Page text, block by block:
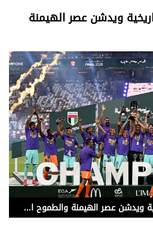
ويدشن عصر الهيمنة
العين يحصد الثنائية التاريخية ويدشن عصر الهيمنة والطموح الآسيوي